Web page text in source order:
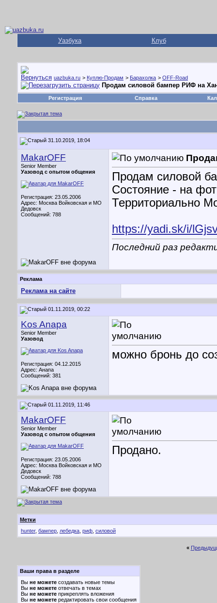
Уазбука Клуб
uazbuka.ru > Куплю-Продам > Барахолка > OFF-Road
Продам силовой бампер РИФ на
Регистрация Справка
31.10.2019, 18:04
MakarOFF
Senior Member
Уазовод с опытом общения
Регистрация: 23.05.2006
Адрес: Москва Войковская и МО
Дедовск
Сообщений: 788
Продам силовой
Состояние - на
Территориально
https://yadi.sk/i/
Последний раз
Реклама
Реклама на сайте
01.11.2019, 00:22
Kos Anapa
Senior Member
Уазовод
Регистрация: 04.12.2015
Адрес: Анапа
Сообщений: 381
можно бронь до
01.11.2019, 11:46
MakarOFF
Senior Member
Уазовод с опытом общения
Регистрация: 23.05.2006
Адрес: Москва Войковская и МО
Дедовск
Сообщений: 788
Продано.
Метки
hunter, бампер лебедка риф силовой
«
Ваши права в разделе
Вы не можете создавать новые темы
Вы не можете отвечать в темах
Вы не можете прикреплять вложения
Вы не можете редактировать свои сообщения